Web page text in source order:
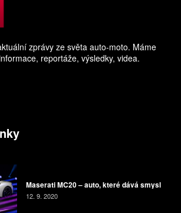
zprávy ze světa auto-moto. Máme
reportáže, výsledky, videa.
Maserati MC20 – auto, které dává smysl
12. 9. 2020